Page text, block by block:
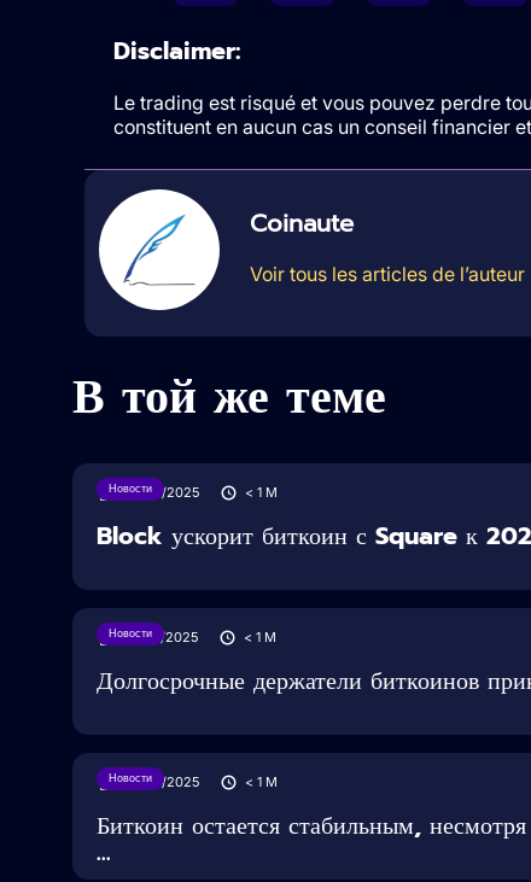
Disclaimer:
Le trading est risqué et vous pouvez perdre
constituent en aucun cas un conseil financier
Coinaute
Voir tous les articles de l’auteur
В той же теме
Новости
28/05/2025 < 1 M
Block ускорит биткоин с Square к
Новости
27/05/2025 < 1 M
Долгосрочные держатели биткоинов
Новости
24/05/2025 < 1 M
Биткоин остается стабильным,
...